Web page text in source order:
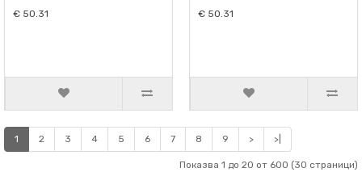
€ 50.31 € 50.31
1 2 3 4 5 6 7 8 9 > >|
Показва 1 до 20 от 600 (30 страници)